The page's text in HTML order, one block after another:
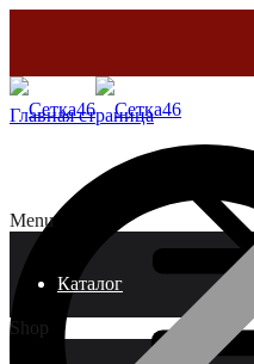
Menu
Каталог
Shop
Главная страница